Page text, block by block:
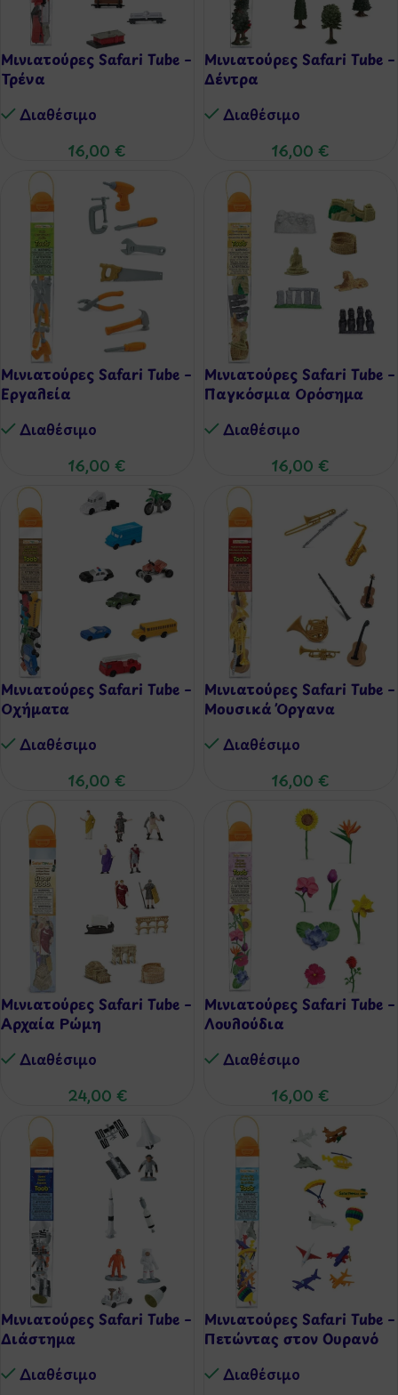
Μινιατούρες Safari Tube –
Τρένα
Διαθέσιμo
16,00 €
Μινιατούρες Safari Tube –
Δέντρα
Διαθέσιμo
16,00 €
Μινιατούρες Safari Tube –
Εργαλεία
Διαθέσιμo
16,00 €
Μινιατούρες Safari Tube –
Παγκόσμια Ορόσημα
Διαθέσιμo
16,00 €
Μινιατούρες Safari Tube –
Οχήματα
Διαθέσιμo
16,00 €
Μινιατούρες Safari Tube –
Μουσικά Όργανα
Διαθέσιμo
16,00 €
Μινιατούρες Safari Tube –
Αρχαία Ρώμη
Διαθέσιμo
24,00 €
Μινιατούρες Safari Tube –
Λουλούδια
Διαθέσιμo
16,00 €
Μινιατούρες Safari Tube –
Διάστημα
Διαθέσιμo
Μινιατούρες Safari Tube –
Πετώντας στον Ουρανό
Διαθέσιμo